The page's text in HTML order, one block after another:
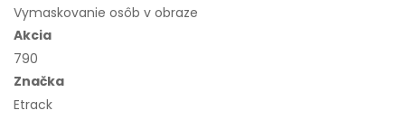
Vymaskovanie osôb v obraze
Akcia
790
Značka
Etrack